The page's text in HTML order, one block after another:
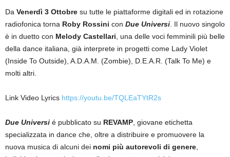
Da Venerdì 3 Ottobre su tutte le piattaforme digitali ed in rotazione
radiofonica torna Roby Rossini con Due Universi . Il nuovo singolo
è in duetto con Melody Castellari , una delle voci femminili più belle
della dance italiana, già interprete in progetti come Lady Violet
(Inside To Outside), A.D.A.M. (Zombie), D.E.A.R. (Talk To Me) e
molti altri.
Link Video Lyrics https://youtu.be/TQLEaTYtR2s
Due Universi é pubblicato su REVAMP , giovane etichetta
specializzata in dance che, oltre a distribuire e promuovere la
nuova musica di alcuni dei nomi più autorevoli di genere